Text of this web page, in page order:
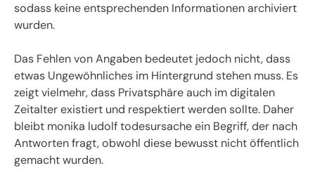
sodass keine entsprechenden Informationen archiviert
wurden.
Das Fehlen von Angaben bedeutet jedoch nicht, dass
etwas Ungewöhnliches im Hintergrund stehen muss. Es
zeigt vielmehr, dass Privatsphäre auch im digitalen
Zeitalter existiert und respektiert werden sollte. Daher
bleibt monika ludolf todesursache ein Begriff, der nach
Antworten fragt, obwohl diese bewusst nicht öffentlich
gemacht wurden.